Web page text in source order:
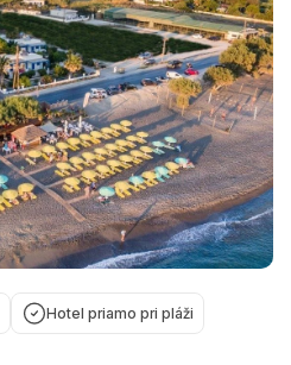
Hotel priamo pri pláži